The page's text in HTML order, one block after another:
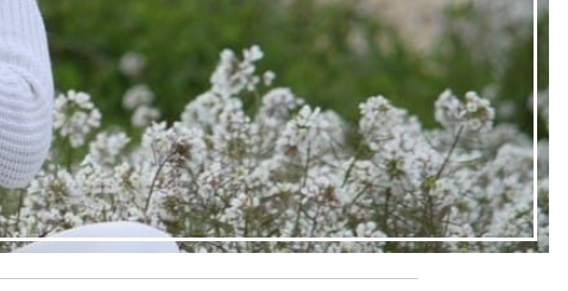
Ir al post